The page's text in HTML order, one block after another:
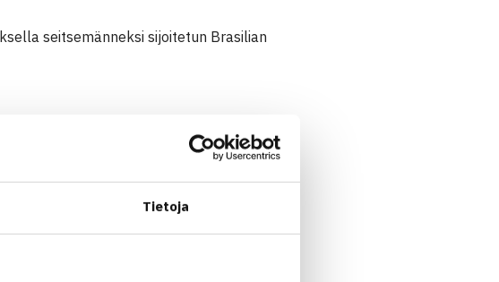
Tietoja
seitsemänneksi sijoitetun Brasilian
Turini Brasilia 61 62